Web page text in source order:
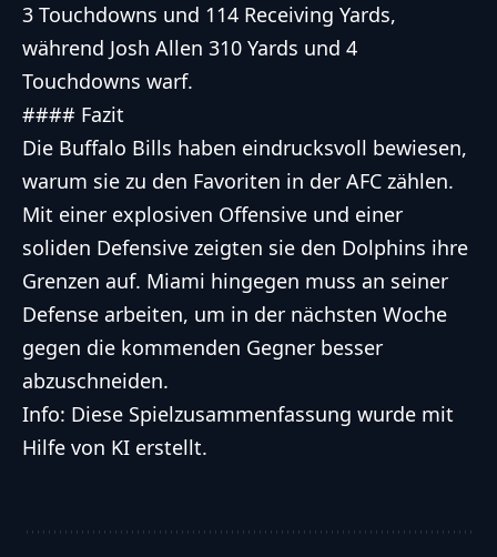
3 Touchdowns und 114 Receiving Yards,
während Josh Allen 310 Yards und 4
Touchdowns warf.
#### Fazit
Die Buffalo Bills haben eindrucksvoll bewiesen,
warum sie zu den Favoriten in der AFC zählen.
Mit einer explosiven Offensive und einer
soliden Defensive zeigten sie den Dolphins ihre
Grenzen auf. Miami hingegen muss an seiner
Defense arbeiten, um in der nächsten Woche
gegen die kommenden Gegner besser
abzuschneiden.
Info: Diese Spielzusammenfassung wurde mit
Hilfe von KI erstellt.